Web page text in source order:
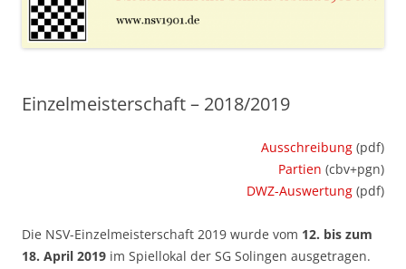
Einzelmeisterschaft – 2018/2019
Ausschreibung (pdf)
Partien (cbv+pgn)
DWZ-Auswertung (pdf)
Die NSV-Einzelmeisterschaft 2019 wurde vom 12. bis zum
18. April 2019 im Spiellokal der SG Solingen ausgetragen.